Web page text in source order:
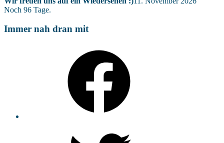
Noch 96 Tage.
Immer nah dran mit